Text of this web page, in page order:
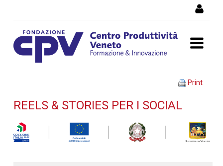
REELS & STORIES PER I
SOCIAL - Dettaglio corso di
formazione
Print
REELS & STORIES PER I SOCIAL